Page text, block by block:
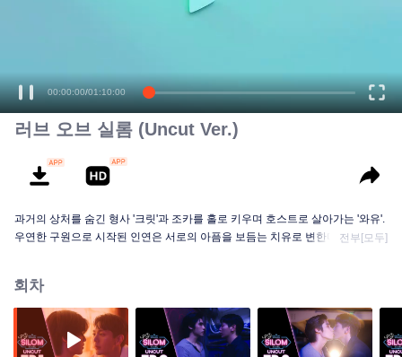
00:00:00/01:10:00
러브 오브 실롬 (Uncut Ver.)
과거의 상처를 숨긴 형사 '크릿'과 조카를 홀로 키우며 호스트로 살아가는 '와유'.
우연한 구원으로 시작된 인연은 서로의 아픔을 보듬는 치유로 변한다. 차가운
전부[모두]
회차